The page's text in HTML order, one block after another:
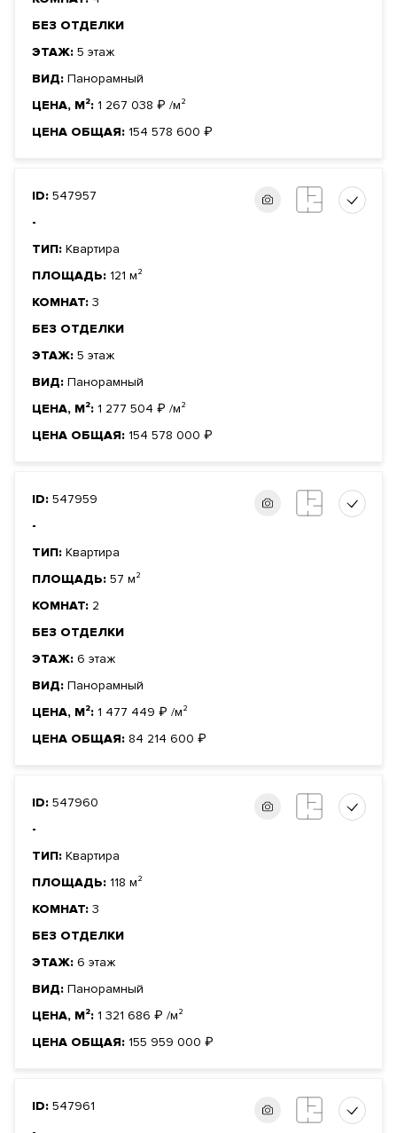
БЕЗ ОТДЕЛКИ
ЭТАЖ: 5 этаж
ВИД: Панорамный
ЦЕНА, М²: 1 267 038 ₽ /м²
ЦЕНА ОБЩАЯ: 154 578 600 ₽
ID: 547957
-
ТИП: Квартира
ПЛОЩАДЬ: 121 м²
КОМНАТ: 3
БЕЗ ОТДЕЛКИ
ЭТАЖ: 5 этаж
ВИД: Панорамный
ЦЕНА, М²: 1 277 504 ₽ /м²
ЦЕНА ОБЩАЯ: 154 578 000 ₽
ID: 547959
-
ТИП: Квартира
ПЛОЩАДЬ: 57 м²
КОМНАТ: 2
БЕЗ ОТДЕЛКИ
ЭТАЖ: 6 этаж
ВИД: Панорамный
ЦЕНА, М²: 1 477 449 ₽ /м²
ЦЕНА ОБЩАЯ: 84 214 600 ₽
ID: 547960
-
ТИП: Квартира
ПЛОЩАДЬ: 118 м²
КОМНАТ: 3
БЕЗ ОТДЕЛКИ
ЭТАЖ: 6 этаж
ВИД: Панорамный
ЦЕНА, М²: 1 321 686 ₽ /м²
ЦЕНА ОБЩАЯ: 155 959 000 ₽
ID: 547961